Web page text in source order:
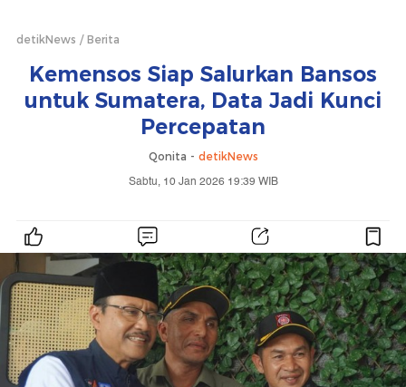
detikNews Berita
Kemensos Siap Salurkan Bansos
untuk Sumatera, Data Jadi Kunci
Percepatan
Qonita - detikNews
Sabtu, 10 Jan 2026 19:39 WIB